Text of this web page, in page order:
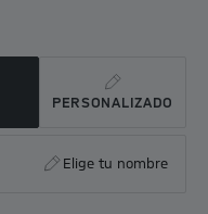
PERSONALIZADO
Elige tu nombre